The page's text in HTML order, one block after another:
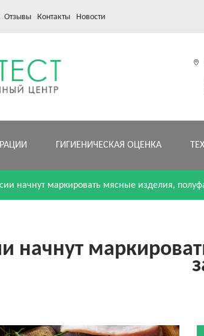
Отзывы Контакты Новости
ГИГИЕНИЧЕСКАЯ ОЦЕНКА
начнут маркировать мясные изделия,
начнут